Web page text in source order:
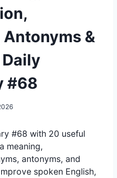
&
#68
#68 with 20 useful
meaning,
antonyms, and
spoken English,